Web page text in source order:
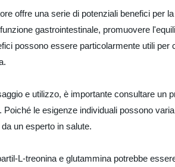
offre una serie di potenziali benefici per
gastrointestinale, promuovere
possono essere particolarmente utili
e utilizzo, è importante consultare un
Poiché le esigenze individuali possono
un esperto in salute.
L-treonina e glutammina potrebbe